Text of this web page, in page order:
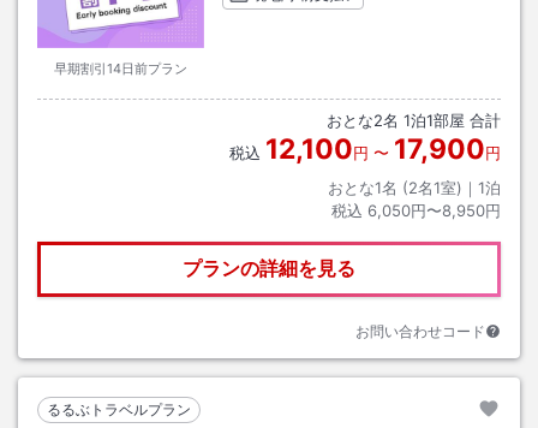
早期割引14日前プラン
おとな2名 1泊1部屋 合計
税込 12,100円 〜 17,900円
おとな1名 (2名1室)｜ 1泊
税込 6,050円〜8,950円
プランの詳細を見る
お問い合わせコード
るるぶトラベルプラン